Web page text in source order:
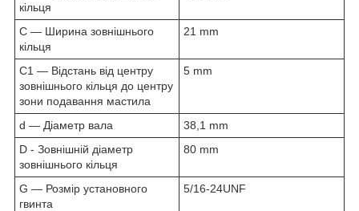
кільця
C — Ширина зовнішнього
кільця
21 mm
C1 — Відстань від центру
зовнішнього кільця до центру
зони подавання мастила
5 mm
d — Діаметр вала
38,1 mm
D - Зовнішній діаметр
зовнішнього кільця
80 mm
G — Розмір установного
гвинта
5/16-24UNF